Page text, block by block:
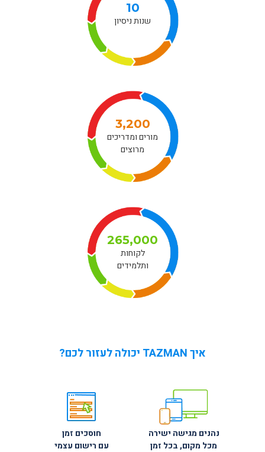
10
שנות ניסיון
3,200
מורים ומדריכים
מרוצים
265,000
לקוחות
ותלמידים
איך TAZMAN יכולה לעזור לכם?
נהנים מגישה ישירה
מכל מקום, בכל זמן
חוסכים זמן
עם רישום עצמי